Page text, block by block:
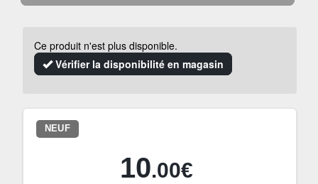
Ce produit n'est plus disponible.
Vérifier la disponibilité en magasin
NEUF
10.00€